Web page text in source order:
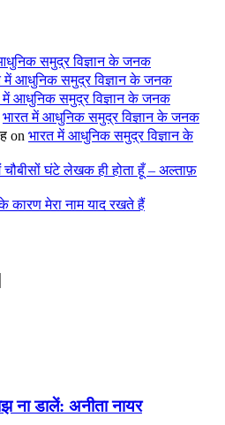
समुद्र विज्ञान के जनक
में आधुनिक समुद्र विज्ञान के जनक
में आधुनिक समुद्र विज्ञान के जनक
भारत में आधुनिक समुद्र विज्ञान के जनक
on भारत में आधुनिक समुद्र विज्ञान के
चौबीसों घंटे लेखक ही होता हूँ – अल्ताफ़
कारण मेरा नाम याद रखते हैं
ना डालें: अनीता नायर